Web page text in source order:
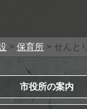
> 保育所 > せんと
市役所の案内